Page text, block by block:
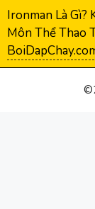
Ironman Là Gì?
Môn Thể Thao